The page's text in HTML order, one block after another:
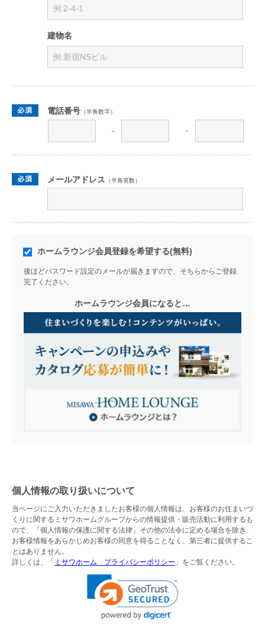
建物名
電話番号 （半角数字）
- -
メールアドレス （半角英数）
ホームラウンジ会員登録を希望する(無料)
後ほどパスワード設定のメールが届きますので、そちらからご登録
完了ください。
ホームラウンジ会員になると…
個人情報の取り扱いについて
当ページにご入力いただきましたお客様の個人情報は、お客様のお住まいづ
くりに関するミサワホームグループからの情報提供・販売活動に利用するも
ので、「個人情報の保護に関する法律」その他の法令に定める場合を除き、
お客様情報をあらかじめお客様の同意を得ることなく、第三者に提供するこ
とはありません。
詳しくは、「 ミサワホーム プライバシーポリシー 」をご覧ください。